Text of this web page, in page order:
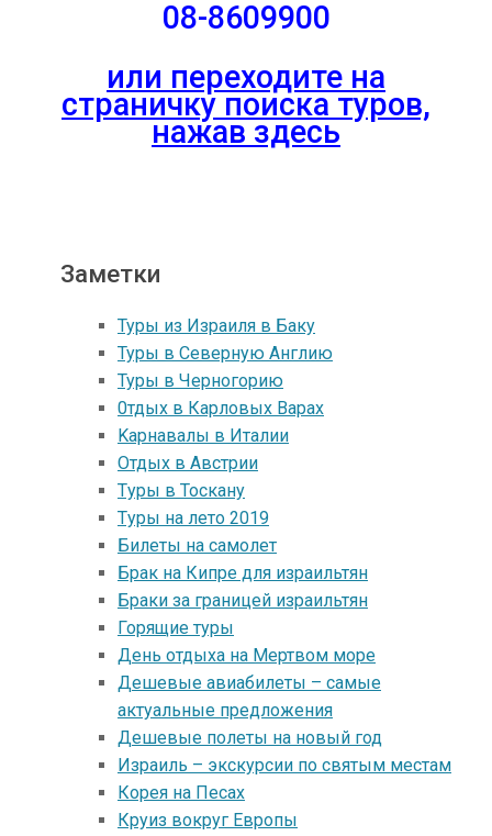
08-8609900
или переходите на
страничку поиска туров,
нажав здесь
Заметки
Туры из Израиля в Баку
Туры в Северную Англию
Туры в Черногорию
0тдых в Карловых Варах
Kарнавалы в Италии
Oтдых в Австрии
Tуры в Тоскану
Tуры на лето 2019
Билеты на самолет
Брак на Кипре для израильтян
Браки за границей израильтян
Горящие туры
День отдыха на Мертвом море
Дешевые авиабилеты – самые
актуальные предложения
Дешевые полеты на новый год
Израиль – экскурсии по святым местам
Корея на Песах
Круиз вокруг Европы